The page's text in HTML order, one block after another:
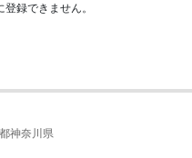
録できません。
神奈川県